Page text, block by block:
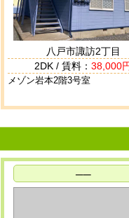
八戸市諏訪2丁目
2DK / 賃料： 38,000
メゾン岩本2階3号室
──